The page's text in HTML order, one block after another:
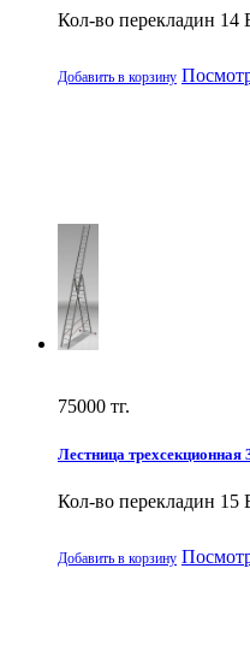
Кол-во перекладин
Добавить в корзину
75000 тг.
Лестница
Кол-во перекладин
Добавить в корзину